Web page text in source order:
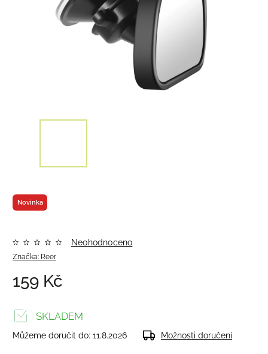
Novinka
Značka: Reer
Neohodnoceno
159 Kč
SKLADEM
Můžeme doručit do: 11.8.2026 Možnosti doručení